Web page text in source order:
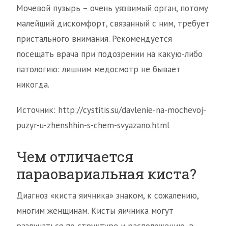
Мочевой пузырь – очень уязвимый орган, потому
малейший дискомфорт, связанный с ним, требует
пристального внимания. Рекомендуется
посещать врача при подозрении на какую-либо
патологию: лишним медосмотр не бывает
никогда.
Источник: http://cystitis.su/davlenie-na-mochevoj-
puzyr-u-zhenshhin-s-chem-svyazano.html
Чем отличается
параовариальная киста?
Диагноз «киста яичника» знаком, к сожалению,
многим женщинам. Кисты яичника могут